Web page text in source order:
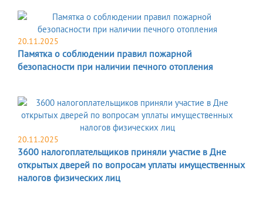
20.11.2025
Памятка о соблюдении правил пожарной
безопасности при наличии печного отопления
20.11.2025
3600 налогоплательщиков приняли участие в Дне
открытых дверей по вопросам уплаты имущественных
налогов физических лиц